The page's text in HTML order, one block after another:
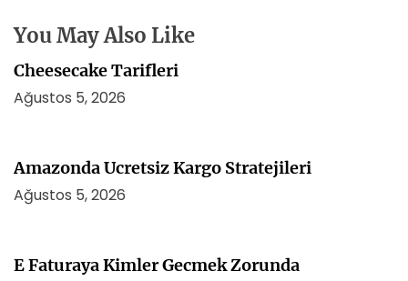
i
You May Also Like
Cheesecake Tarifleri
Ağustos 5, 2026
Amazonda Ucretsiz Kargo Stratejileri
Ağustos 5, 2026
E Faturaya Kimler Gecmek Zorunda